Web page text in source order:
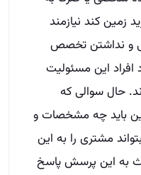
زمین کند نیازمند
و نداشتن تخصص
این مسئولیت
حال سوالی که
باید چه مشخصات و
مشتری را به این
به این پرسش پاسخ